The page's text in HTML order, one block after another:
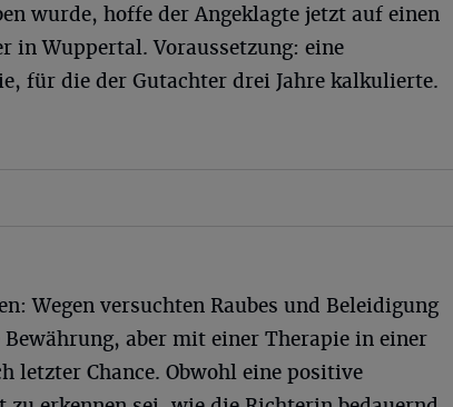
wurde, hoffe der Angeklagte jetzt auf einen
in Wuppertal. Voraussetzung: eine
für die der Gutachter drei Jahre kalkulierte.
Wegen versuchten Raubes und Beleidigung
aber mit einer Therapie in einer
letzter Chance. Obwohl eine positive